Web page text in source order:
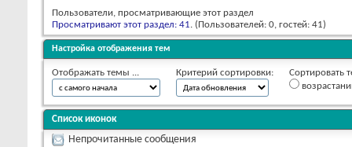
Пользователи, просматривающие этот раздел
Просматривают этот раздел: 41. (Пользователей: 0, гостей: 41)
Настройка отображения тем
Отображать темы ... Критерий сортировки:
Сортировать
Список иконок
Непрочитанные сообщения